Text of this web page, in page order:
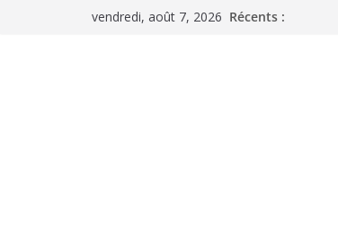
vendredi, août 7, 2026 Récents :